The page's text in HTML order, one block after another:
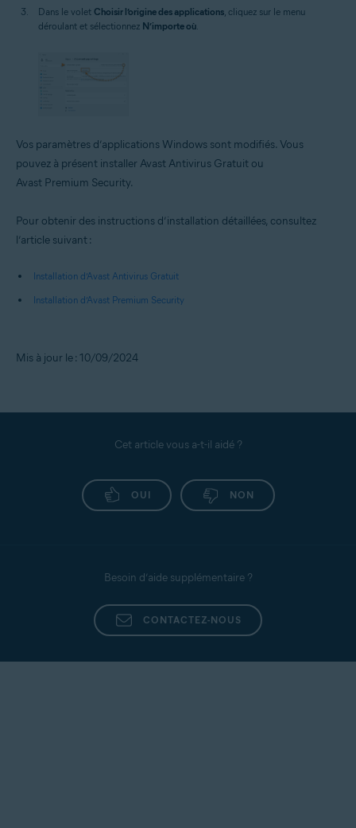
Dans le volet Choisir l’origine des applications, cliquez sur le menu
déroulant et sélectionnez N’importe où.
Vos paramètres d’applications Windows sont modifiés. Vous
pouvez à présent installer Avast Antivirus Gratuit ou
Avast Premium Security.
Pour obtenir des instructions d’installation détaillées, consultez
l’article suivant :
Installation d’Avast Antivirus Gratuit
Installation d’Avast Premium Security
Mis à jour le : 10/09/2024
Cet article vous a-t-il aidé ?
OUI NON
Besoin d’aide supplémentaire ?
CONTACTEZ-NOUS